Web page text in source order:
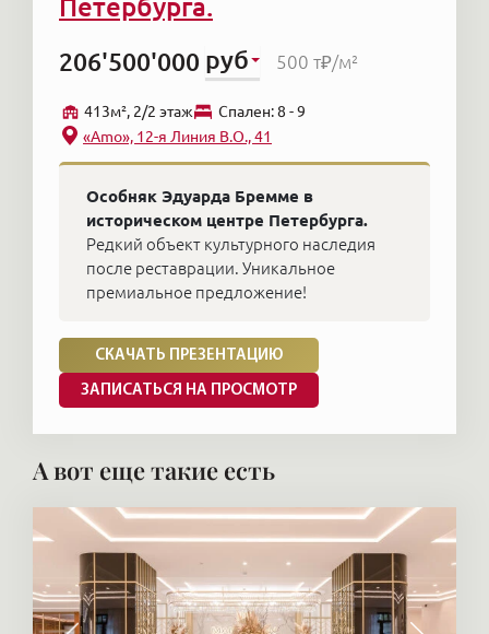
Петербурга.
206'500'000 руб 500 т₽/м²
413м², 2/2 этаж
Cпален: 8 - 9
«Amo», 12-я Линия В.О., 41
Особняк Эдуарда Бремме в
историческом центре Петербурга.
Редкий объект культурного наследия
после реставрации. Уникальное
премиальное предложение!
СКАЧАТЬ ПРЕЗЕНТАЦИЮ
ЗАПИСАТЬСЯ НА ПРОСМОТР
А вот еще такие есть